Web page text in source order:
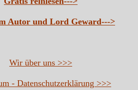
Autor und Lord Geward--->
Wir über uns >>>
- Datenschutzerklärung >>>